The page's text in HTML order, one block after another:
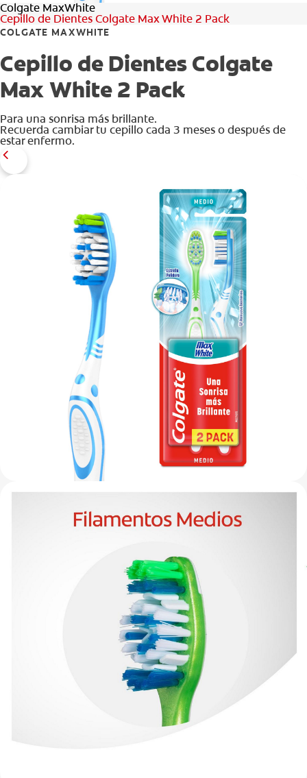
SUSCRÍBASE
Colgate MaxWhite
Cepillo de Dientes Colgate Max White 2 Pack
COLGATE MAXWHITE
Cepillo de Dientes Colgate
Max White 2 Pack
Para una sonrisa más brillante.
Recuerda cambiar tu cepillo cada 3 meses o después de
estar enfermo.